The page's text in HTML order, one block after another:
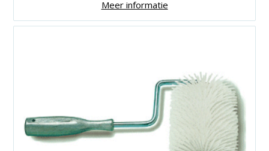
Meer informatie